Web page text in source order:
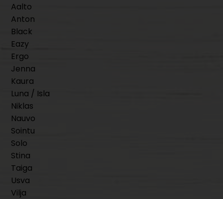
Aalto
Anton
Black
Eazy
Ergo
Jenna
Kaura
Luna / Isla
Niklas
Nauvo
Sointu
Solo
Stina
Taiga
Usva
Vilja